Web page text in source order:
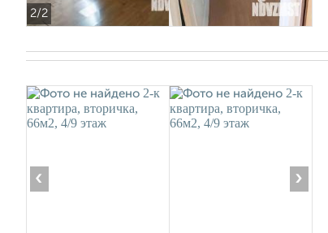
2/2
‹ ›